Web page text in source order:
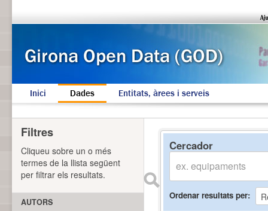
Inici Dades Entitats, àrees i serveis
Cercador
Ordenar resultats per
Filtres
Cliqueu sobre un o més
termes de la llista següent
per filtrar els resultats.
AUTORS